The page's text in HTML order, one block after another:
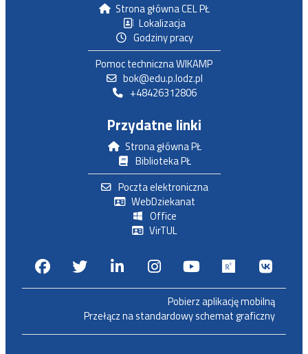
Strona główna CEL PŁ
Lokalizacja
Godziny pracy
Pomoc techniczna WIKAMP
bok@edu.p.lodz.pl
+48426312806
Przydatne linki
Strona główna PŁ
Biblioteka PŁ
Poczta elektroniczna
WebDziekanat
Office
VirTUL
FacebookTwitterLinkedinInstagram
Youtube
Pobierz aplikację mobilną
Przełącz na standardowy schemat graficzny